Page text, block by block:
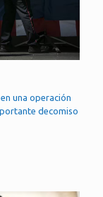
una operación
decomiso